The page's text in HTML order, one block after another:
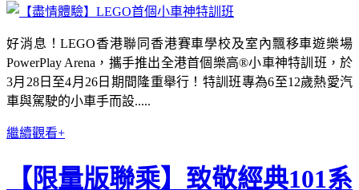
好消息！LEGO香港聯同香港賽車學校及室內飄移車遊樂場
PowerPlay Arena，攜手推出全港首個樂高®小車神特訓班，於
3月28日至4月26日期間隆重舉行！特訓班專為6至12歲熱愛汽
車與駕駛的小車手而設.....
繼續觀看+
【限量版聯乘】致敬經典101系